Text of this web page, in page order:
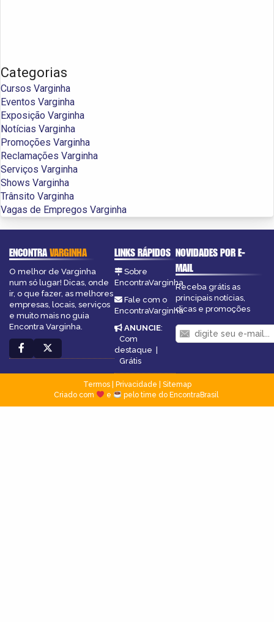
Categorias
Cursos Varginha
Eventos Varginha
Exposição Varginha
Notícias Varginha
Promoções Varginha
Reclamações Varginha
Serviços Varginha
Shows Varginha
Trânsito Varginha
Vagas de Empregos Varginha
ENCONTRAVARGINHA
O melhor de Varginha
num só lugar! Dicas, onde
ir, o que fazer, as melhores
empresas, locais, serviços
e muito mais no guia
Encontra Varginha.
LINKS RÁPIDOS
Sobre
EncontraVarginha
Fale com o
EncontraVarginha
ANUNCIE:
Com
destaque |
Grátis
NOVIDADES POR E-
MAIL
Receba grátis as
principais notícias,
dicas e promoções
Termos| Privacidade
Sitemap
Criado com
e pelo time do EncontraBrasil